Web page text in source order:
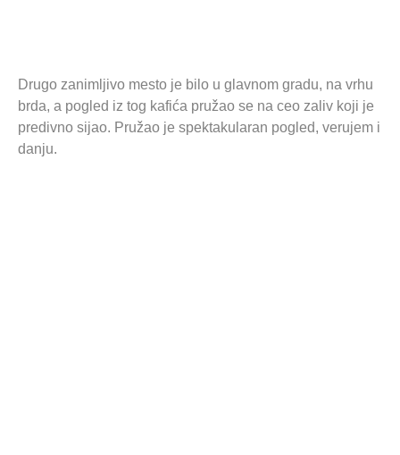
Drugo zanimljivo mesto je bilo u glavnom gradu, na vrhu
brda, a pogled iz tog kafića pružao se na ceo zaliv koji je
predivno sijao. Pružao je spektakularan pogled, verujem i
danju.